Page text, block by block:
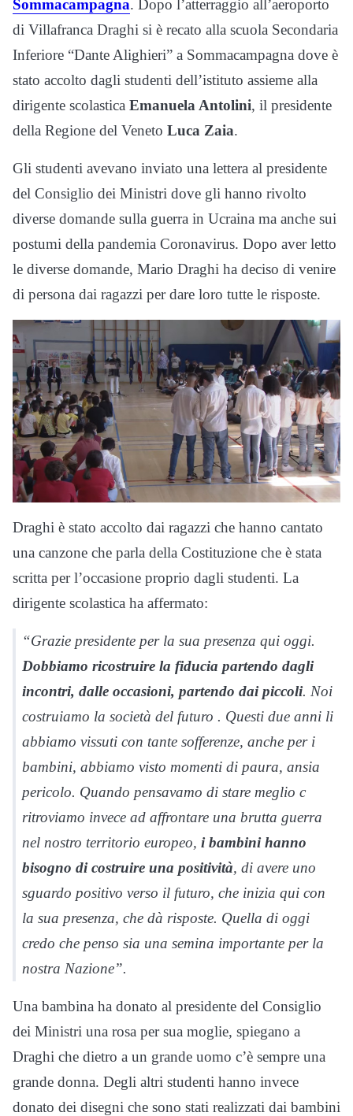
Sommacampagna. Dopo l’atterraggio all’aeroporto
di Villafranca Draghi si è recato alla scuola Secondaria
Inferiore “Dante Alighieri” a Sommacampagna dove è
stato accolto dagli studenti dell’istituto assieme alla
dirigente scolastica Emanuela Antolini, il presidente
della Regione del Veneto Luca Zaia.
Gli studenti avevano inviato una lettera al presidente
del Consiglio dei Ministri dove gli hanno rivolto
diverse domande sulla guerra in Ucraina ma anche sui
postumi della pandemia Coronavirus. Dopo aver letto
le diverse domande, Mario Draghi ha deciso di venire
di persona dai ragazzi per dare loro tutte le risposte.
Draghi è stato accolto dai ragazzi che hanno cantato
una canzone che parla della Costituzione che è stata
scritta per l’occasione proprio dagli studenti. La
dirigente scolastica ha affermato:
“Grazie presidente per la sua presenza qui oggi.
Dobbiamo ricostruire la fiducia partendo dagli
incontri, dalle occasioni, partendo dai piccoli. Noi
costruiamo la società del futuro . Questi due anni li
abbiamo vissuti con tante sofferenze, anche per i
bambini, abbiamo visto momenti di paura, ansia
pericolo. Quando pensavamo di stare meglio c
ritroviamo invece ad affrontare una brutta guerra
nel nostro territorio europeo, i bambini hanno
bisogno di costruire una positività, di avere uno
sguardo positivo verso il futuro, che inizia qui con
la sua presenza, che dà risposte. Quella di oggi
credo che penso sia una semina importante per la
nostra Nazione”.
Una bambina ha donato al presidente del Consiglio
dei Ministri una rosa per sua moglie, spiegano a
Draghi che dietro a un grande uomo c’è sempre una
grande donna. Degli altri studenti hanno invece
donato dei disegni che sono stati realizzati dai bambini